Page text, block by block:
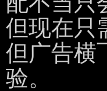
但现在只
但广告横
验。